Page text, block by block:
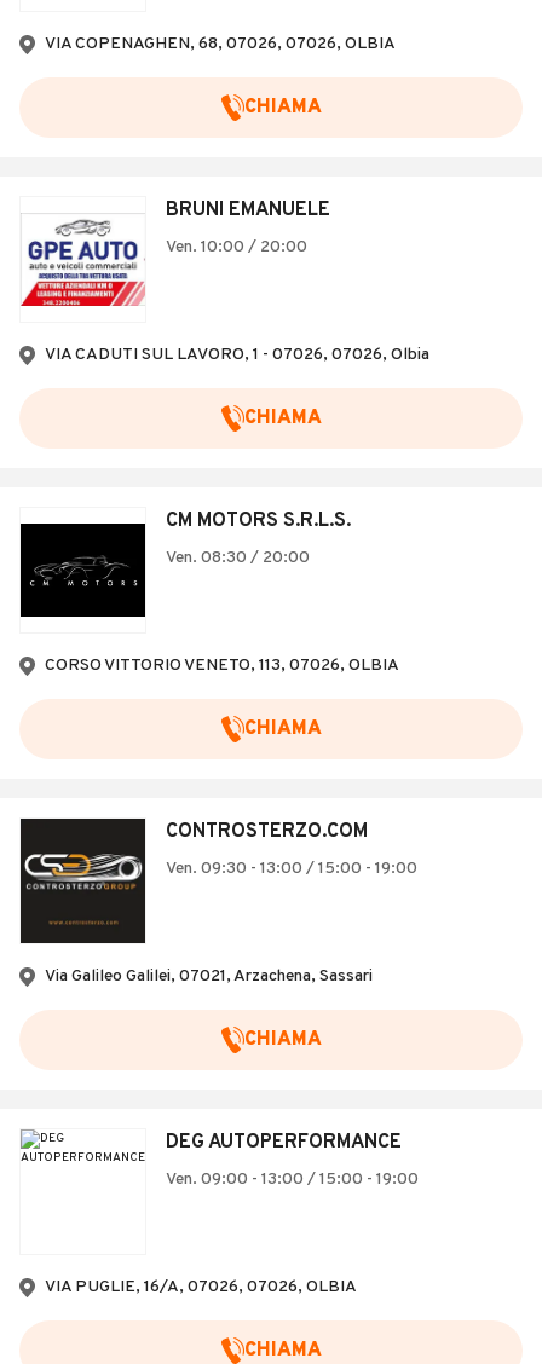
VIA COPENAGHEN, 68, 07026, 07026, OLBIA
CHIAMA
BRUNI EMANUELE
Ven. 10:00 / 20:00
VIA CADUTI SUL LAVORO, 1 - 07026, 07026, Olbia
CHIAMA
CM MOTORS S.R.L.S.
Ven. 08:30 / 20:00
CORSO VITTORIO VENETO, 113, 07026, OLBIA
CHIAMA
CONTROSTERZO.COM
Ven. 09:30 - 13:00 / 15:00 - 19:00
Via Galileo Galilei, 07021, Arzachena, Sassari
CHIAMA
DEG AUTOPERFORMANCE
Ven. 09:00 - 13:00 / 15:00 - 19:00
VIA PUGLIE, 16/A, 07026, 07026, OLBIA
CHIAMA